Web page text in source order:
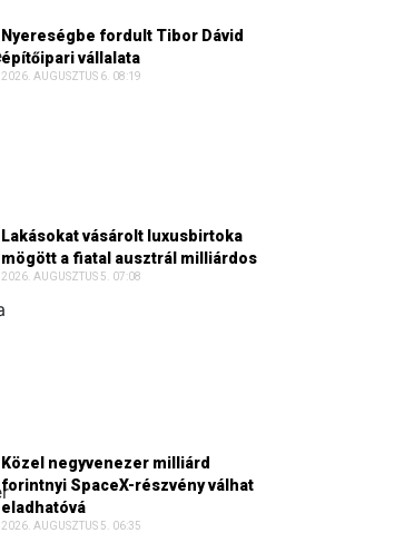
Nyereségbe fordult Tibor Dávid
építőipari vállalata
2026. AUGUSZTUS 6. 08:19
Lakásokat vásárolt luxusbirtoka
mögött a fiatal ausztrál milliárdos
2026. AUGUSZTUS 5. 07:08
Közel negyvenezer milliárd
forintnyi SpaceX-részvény válhat
eladhatóvá
2026. AUGUSZTUS 5. 06:35